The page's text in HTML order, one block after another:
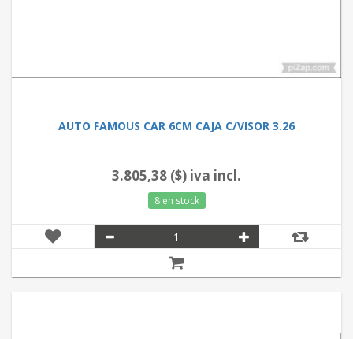
AUTO FAMOUS CAR 6CM CAJA C/VISOR 3.26
3.805,38 ($) iva incl.
8 en stock